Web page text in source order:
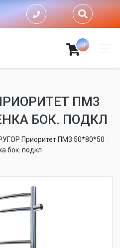
0
ПМ3
БОК. ПОДКЛ
Приоритет ПМ3 50*80*50
бок. подкл